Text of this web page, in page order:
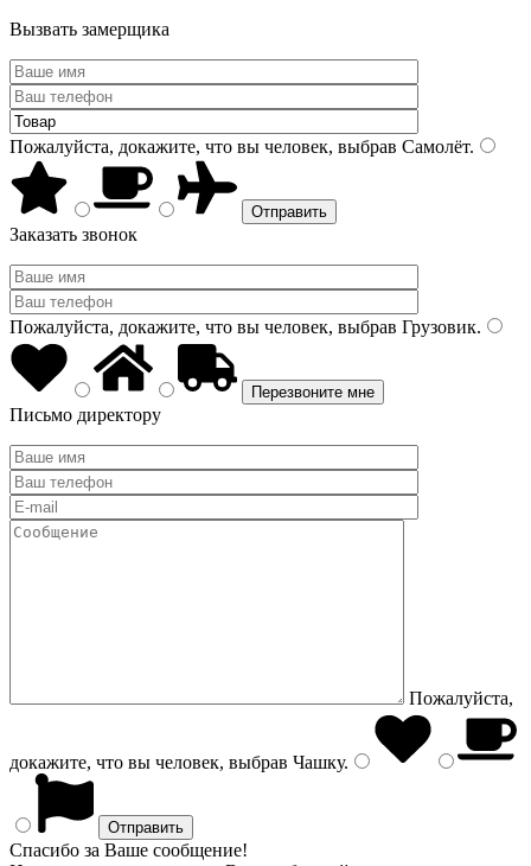
Вызвать замерщика
Пожалуйста, докажите, что вы человек, выбрав Самолёт.
Заказать звонок
Пожалуйста, докажите, что вы человек, выбрав Грузовик.
Письмо директору
Пожалуйста,
докажите, что вы человек, выбрав Чашку.
Спасибо за Ваше сообщение!